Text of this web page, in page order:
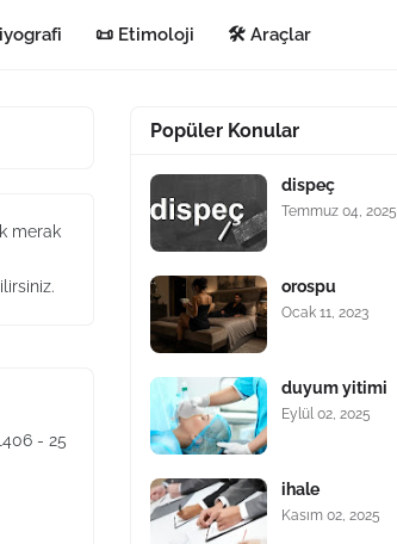
📜 Etimoloji 🛠️ Araçlar
merak
- 25
Popüler Konular
dispeç
Temmuz 04, 2025
orospu
Ocak 11, 2023
duyum yitimi
Eylül 02, 2025
ihale
Kasım 02, 2025